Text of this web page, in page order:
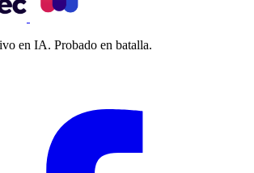
en IA. Probado en batalla.